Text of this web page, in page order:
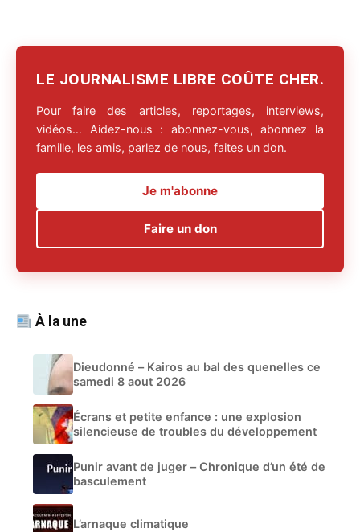
LE JOURNALISME LIBRE COÛTE CHER.
Pour faire des articles, reportages, interviews,
vidéos… Aidez-nous : abonnez-vous, abonnez la
famille, les amis, parlez de nous, faites un don.
Je m'abonne
Faire un don
À la une
Dieudonné – Kairos au bal des quenelles ce
samedi 8 aout 2026
Écrans et petite enfance : une explosion
silencieuse de troubles du développement
Punir avant de juger – Chronique d’un été de
basculement
L’arnaque climatique